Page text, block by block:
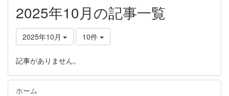
2025年10月の記事一覧
2025年10月 10件
記事がありません。
ホーム